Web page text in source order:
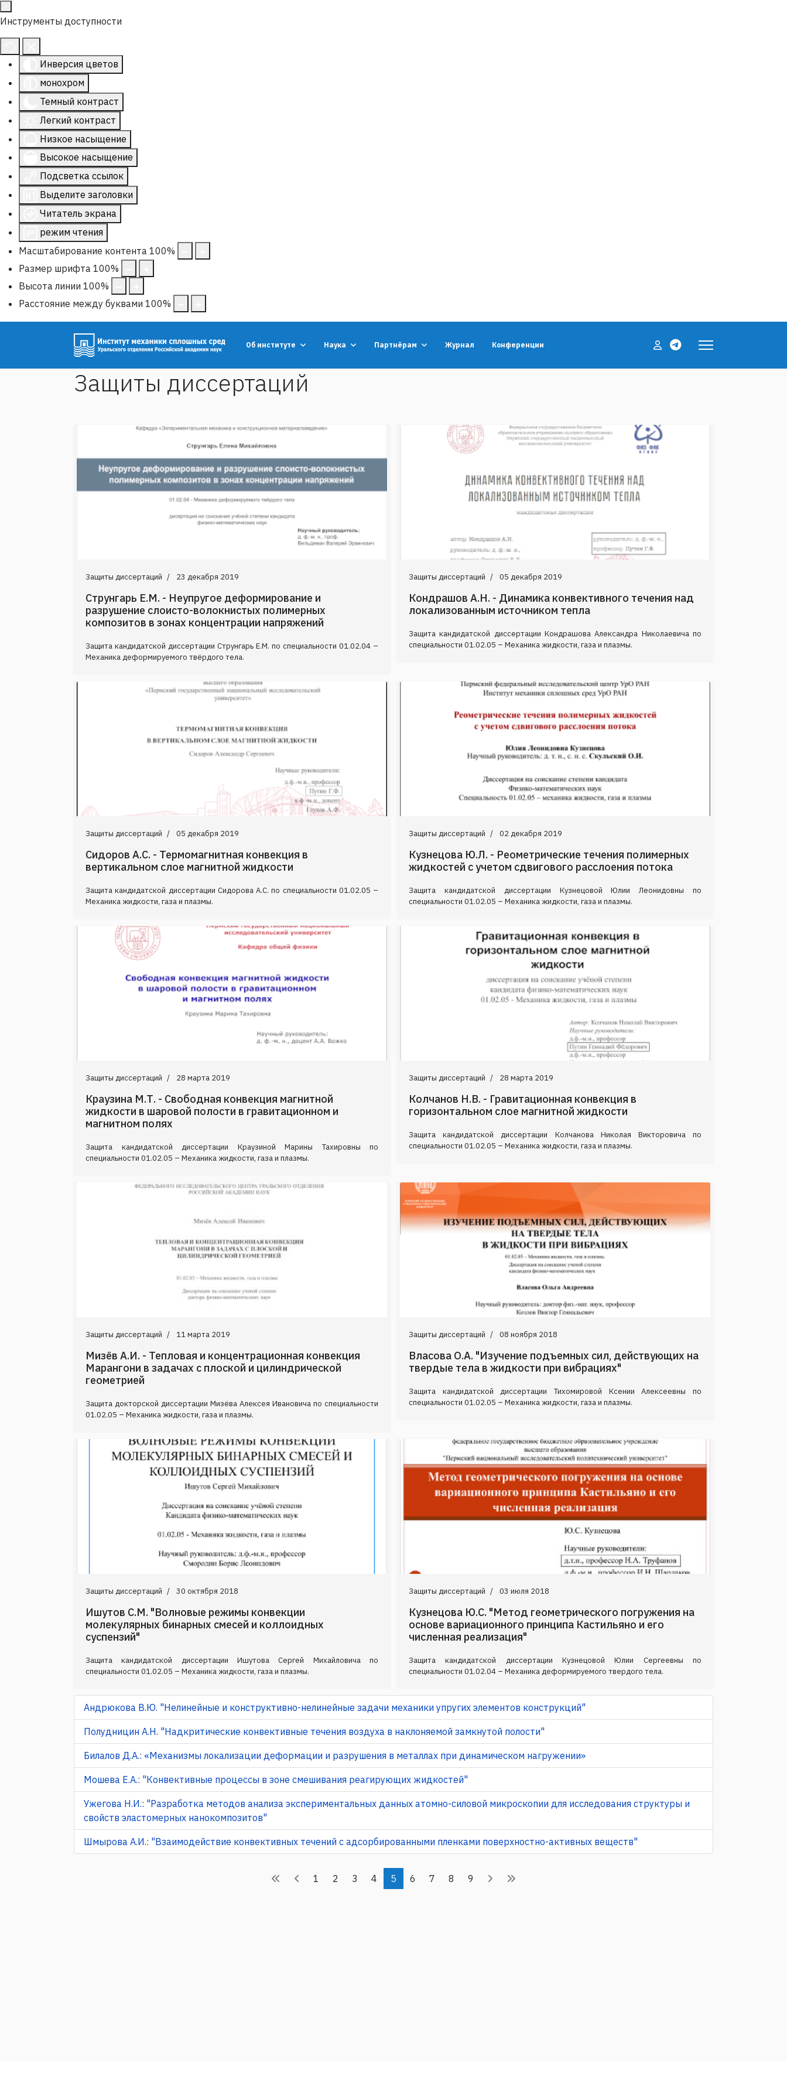
Инструменты доступности
Инверсия цветов
монохром
Темный контраст
Легкий контраст
Низкое насыщение
Высокое насыщение
Подсветка ссылок
Выделите заголовки
Читатель экрана
режим чтения
Масштабирование контента 100%
Размер шрифта 100%
Высота линии 100%
Расстояние между буквами 100%
Об институте Наука Партнёрам Журнал Конференции
Защиты диссертаций
Защиты диссертаций 23 декабря 2019
Струнгарь Е.М. - Неупругое деформирование и
разрушение слоисто-волокнистых полимерных
композитов в зонах концентрации напряжений
Защита кандидатской диссертации Струнгарь Е.М. по специальности 01.02.04 –
Механика деформируемого твёрдого тела.
Защиты диссертаций 05 декабря 2019
Кондрашов А.Н. - Динамика конвективного течения над
локализованным источником тепла
Защита кандидатской диссертации Кондрашова Александра Николаевича по
специальности 01.02.05 – Механика жидкости, газа и плазмы.
Защиты диссертаций 05 декабря 2019
Сидоров А.С. - Термомагнитная конвекция в
вертикальном слое магнитной жидкости
Защита кандидатской диссертации Сидорова А.С. по специальности 01.02.05 –
Механика жидкости, газа и плазмы.
Защиты диссертаций 02 декабря 2019
Кузнецова Ю.Л. - Реометрические течения полимерных
жидкостей с учетом сдвигового расслоения потока
Защита кандидатской диссертации Кузнецовой Юлии Леонидовны по
специальности 01.02.05 – Механика жидкости, газа и плазмы.
Защиты диссертаций 28 марта 2019
Краузина М.Т. - Свободная конвекция магнитной
жидкости в шаровой полости в гравитационном и
магнитном полях
Защита кандидатской диссертации Краузиной Марины Тахировны по
специальности 01.02.05 – Механика жидкости, газа и плазмы.
Защиты диссертаций 28 марта 2019
Колчанов Н.В. - Гравитационная конвекция в
горизонтальном слое магнитной жидкости
Защита кандидатской диссертации Колчанова Николая Викторовича по
специальности 01.02.05 – Механика жидкости, газа и плазмы.
Защиты диссертаций 11 марта 2019
Мизёв А.И. - Тепловая и концентрационная конвекция
Марангони в задачах с плоской и цилиндрической
геометрией
Защита докторской диссертации Мизёва Алексея Ивановича по специальности
01.02.05 – Механика жидкости, газа и плазмы.
Защиты диссертаций 08 ноября 2018
Власова О.А. "Изучение подъемных сил, действующих на
твердые тела в жидкости при вибрациях"
Защита кандидатской диссертации Тихомировой Ксении Алексеевны по
специальности 01.02.05 – Механика жидкости, газа и плазмы.
Защиты диссертаций 30 октября 2018
Ишутов С.М. "Волновые режимы конвекции
молекулярных бинарных смесей и коллоидных
суспензий"
Защита кандидатской диссертации Ишутова Сергей Михайловича по
специальности 01.02.05 – Механика жидкости, газа и плазмы.
Защиты диссертаций 03 июля 2018
Кузнецова Ю.С. "Метод геометрического погружения на
основе вариационного принципа Кастильяно и его
численная реализация"
Защита кандидатской диссертации Кузнецовой Юлии Сергеевны по
специальности 01.02.04 – Механика деформируемого твердого тела.
Андрюкова В.Ю. "Нелинейные и конструктивно-нелинейные задачи механики упругих элементов конструкций"
Полудницин А.Н. "Надкритические конвективные течения воздуха в наклоняемой замкнутой полости"
Билалов Д.А.: «Механизмы локализации деформации и разрушения в металлах при динамическом нагружении»
Мошева Е.А.: "Конвективные процессы в зоне смешивания реагирующих жидкостей"
Ужегова Н.И.: "Разработка методов анализа экспериментальных данных атомно-силовой микроскопии для исследования структуры и
свойств эластомерных нанокомпозитов"
Шмырова А.И.: "Взаимодействие конвективных течений с адсорбированными пленками поверхностно-активных веществ"
1 2 3 4 5 6 7 8 9